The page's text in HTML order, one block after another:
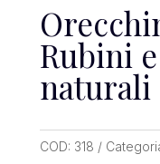
Rubini
naturali
COD: 318